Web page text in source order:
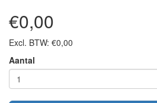
€0,00
Excl. BTW: €0,00
Aantal